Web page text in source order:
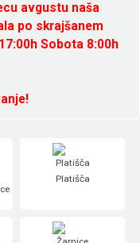
avgustu naša
po skrajšanem
Sobota 8:00h
Platišča